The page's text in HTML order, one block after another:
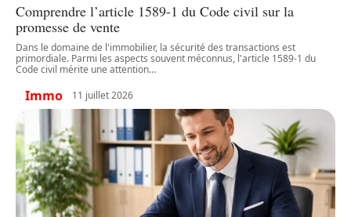
Comprendre l’article 1589-1 du Code civil sur la
promesse de vente
Dans le domaine de l'immobilier, la sécurité des transactions est
primordiale. Parmi les aspects souvent méconnus, l'article 1589-1 du
Code civil mérite une attention…
Immo 11 juillet 2026